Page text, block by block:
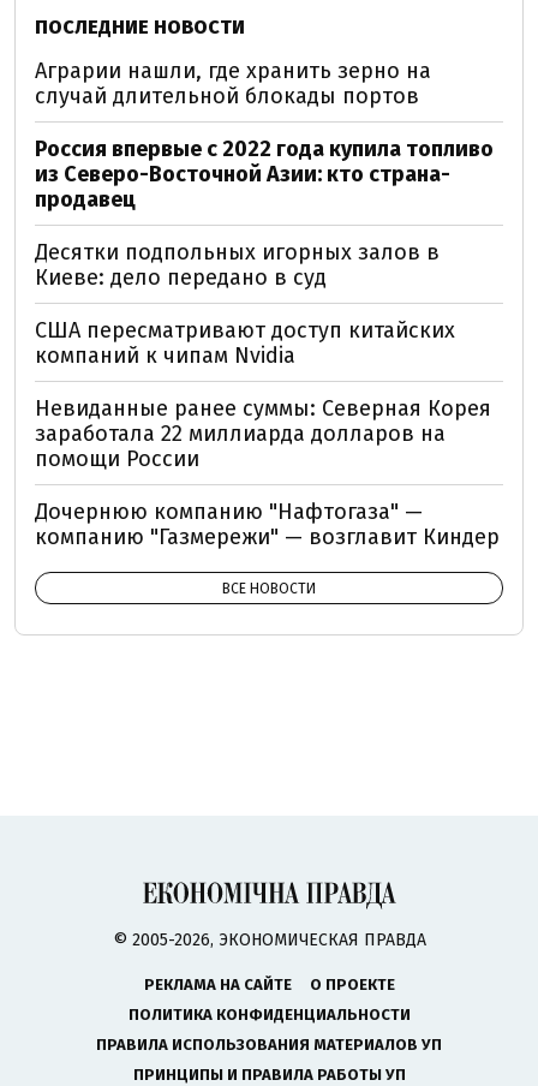
ПОСЛЕДНИЕ НОВОСТИ
Аграрии нашли, где хранить зерно на
случай длительной блокады портов
Россия впервые с 2022 года купила топливо
из Северо-Восточной Азии: кто страна-
продавец
Десятки подпольных игорных залов в
Киеве: дело передано в суд
США пересматривают доступ китайских
компаний к чипам Nvidia
Невиданные ранее суммы: Северная Корея
заработала 22 миллиарда долларов на
помощи России
Дочернюю компанию "Нафтогаза" —
компанию "Газмережи" — возглавит Киндер
ВСЕ НОВОСТИ
© 2005-2026, ЭКОНОМИЧЕСКАЯ ПРАВДА
РЕКЛАМА НА САЙТЕ
О ПРОЕКТЕ
ПОЛИТИКА КОНФИДЕНЦИАЛЬНОСТИ
ПРАВИЛА ИСПОЛЬЗОВАНИЯ МАТЕРИАЛОВ УП
ПРИНЦИПЫ И ПРАВИЛА РАБОТЫ УП